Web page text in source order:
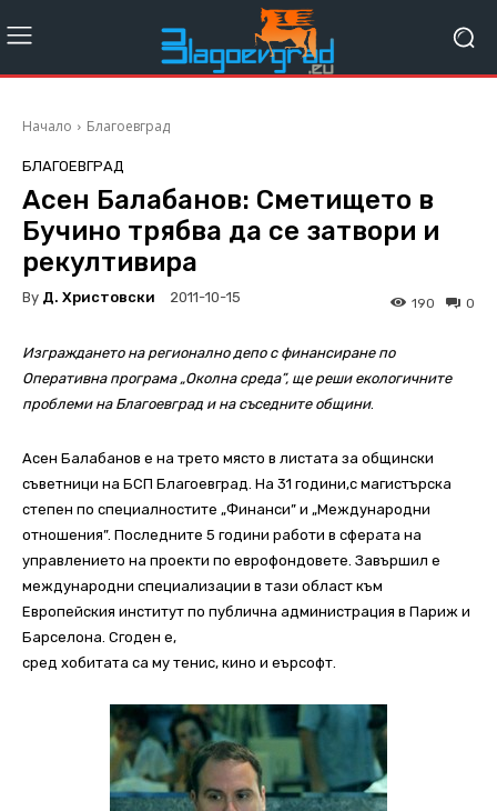
Начало Благоевград
БЛАГОЕВГРАД
Асен Балабанов: Сметището в
Бучино трябва да се затвори и
рекултивира
By Д. Христовски 2011-10-15 0
190
Изграждането на регионално депо с финансиране по
Оперативна програма „Околна среда”, ще реши екологичните
проблеми на Благоевград и на съседните общини.
Асен Балабанов е на трето място в листата за общински
съветници на БСП Благоевград. На 31 години,с магистърска
степен по специалностите „Финанси” и „Международни
отношения”. Последните 5 години работи в сферата на
управлението на проекти по еврофондовете. Завършил е
международни специализации в тази област към
Европейския институт по публична администрация в Париж и
Барселона. Сгоден е,
сред хобитата са му тенис, кино и еърсофт.